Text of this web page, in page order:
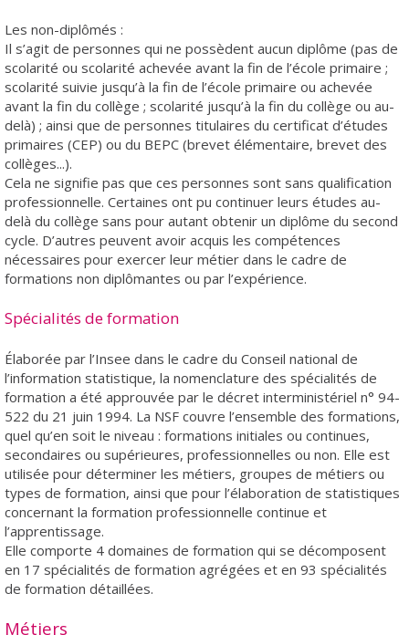
Les non-diplômés :
Il s’agit de personnes qui ne possèdent aucun diplôme (pas de
scolarité ou scolarité achevée avant la fin de l’école primaire ;
scolarité suivie jusqu’à la fin de l’école primaire ou achevée
avant la fin du collège ; scolarité jusqu’à la fin du collège ou au-
delà) ; ainsi que de personnes titulaires du certificat d’études
primaires (CEP) ou du BEPC (brevet élémentaire, brevet des
collèges...).
Cela ne signifie pas que ces personnes sont sans qualification
professionnelle. Certaines ont pu continuer leurs études au-
delà du collège sans pour autant obtenir un diplôme du second
cycle. D’autres peuvent avoir acquis les compétences
nécessaires pour exercer leur métier dans le cadre de
formations non diplômantes ou par l’expérience.
Spécialités de formation
Élaborée par l’Insee dans le cadre du Conseil national de
l’information statistique, la nomenclature des spécialités de
formation a été approuvée par le décret interministériel n° 94-
522 du 21 juin 1994. La NSF couvre l’ensemble des formations,
quel qu’en soit le niveau : formations initiales ou continues,
secondaires ou supérieures, professionnelles ou non. Elle est
utilisée pour déterminer les métiers, groupes de métiers ou
types de formation, ainsi que pour l’élaboration de statistiques
concernant la formation professionnelle continue et
l’apprentissage.
Elle comporte 4 domaines de formation qui se décomposent
en 17 spécialités de formation agrégées et en 93 spécialités
de formation détaillées.
Métiers